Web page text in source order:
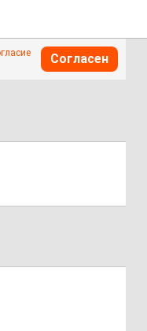
Согласен